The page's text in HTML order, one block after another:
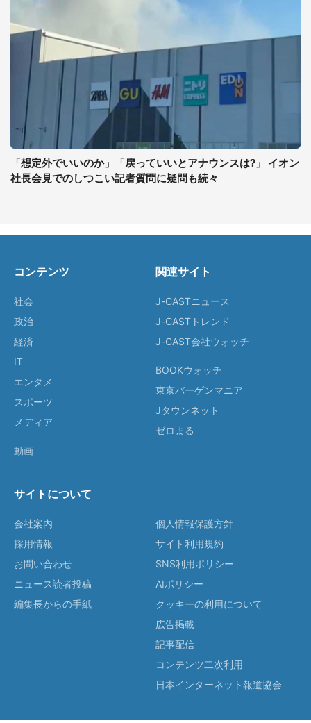
「想定外でいいのか」「戻っていいとアナウンスは?」 イオン
社長会見でのしつこい記者質問に疑問も続々
コンテンツ
社会
政治
経済
IT
エンタメ
スポーツ
メディア
動画
関連サイト
J-CASTニュース
J-CASTトレンド
J-CAST会社ウォッチ
BOOKウォッチ
東京バーゲンマニア
Jタウンネット
ゼロまる
サイトについて
会社案内
採用情報
お問い合わせ
ニュース読者投稿
編集長からの手紙
個人情報保護方針
サイト利用規約
SNS利用ポリシー
AIポリシー
クッキーの利用について
広告掲載
記事配信
コンテンツ二次利用
日本インターネット報道協会